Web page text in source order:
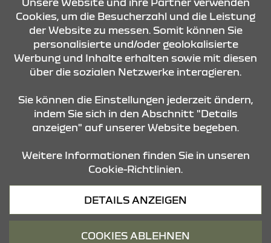
ANFRAGE SENDEN
KONTAKT & ANFAHRT
STANDORTE
Datenschutz
Cookies, um die Besucherzahl und die Leistung
der Website zu messen. Somit können Sie
personalisierte und/oder geolokalisierte
Werbung und Inhalte erhalten sowie mit diesen
über die sozialen Netzwerke interagieren.
Sie können die Einstellungen jederzeit ändern,
indem Sie sich in den Abschnitt "Details
anzeigen" auf unserer Website begeben.
Weitere Informationen finden Sie in unseren
Cookie-Richtlinien.
DETAILS ANZEIGEN
COOKIES ABLEHNEN